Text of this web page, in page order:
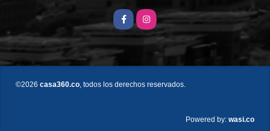
FacebookInstagram
©2026 casa360.co , todos los derechos reservados.
Powered by: wasi.co